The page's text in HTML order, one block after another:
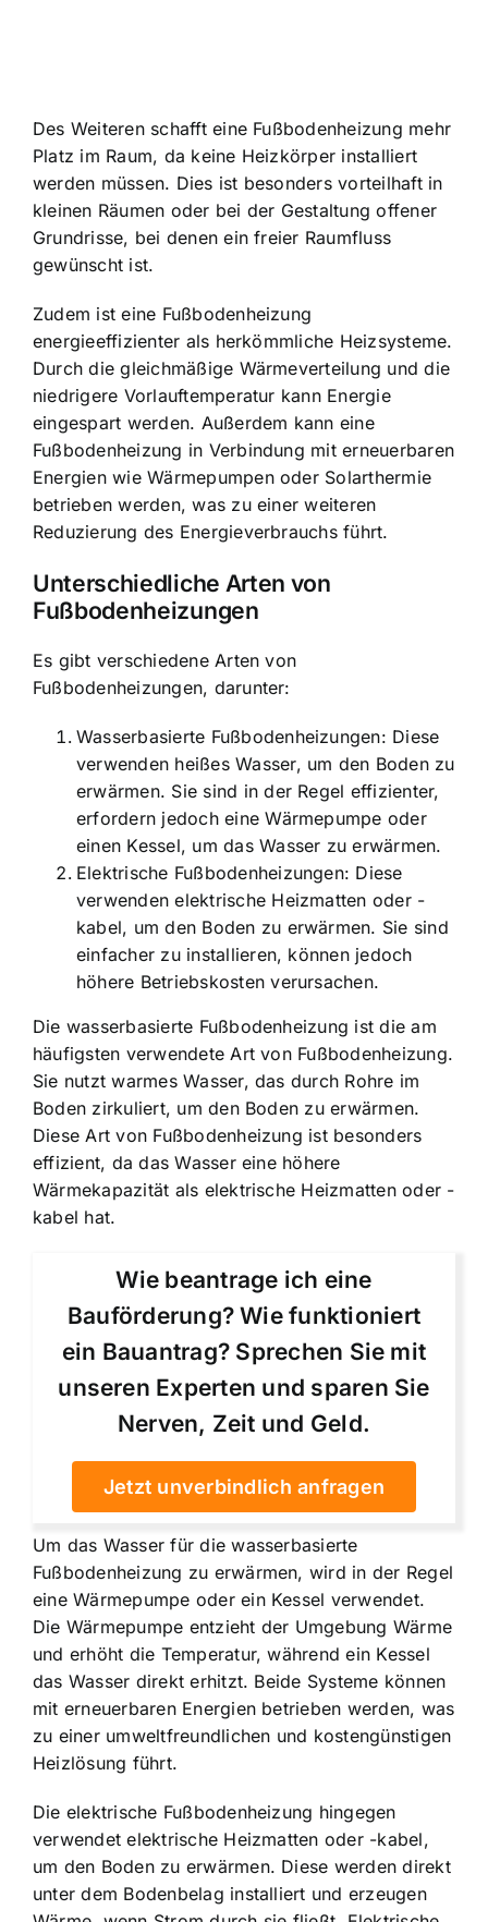
Des Weiteren schafft eine Fußbodenheizung mehr
Platz im Raum, da keine Heizkörper installiert
werden müssen. Dies ist besonders vorteilhaft in
kleinen Räumen oder bei der Gestaltung offener
Grundrisse, bei denen ein freier Raumfluss
gewünscht ist.
Zudem ist eine Fußbodenheizung
energieeffizienter als herkömmliche Heizsysteme.
Durch die gleichmäßige Wärmeverteilung und die
niedrigere Vorlauftemperatur kann Energie
eingespart werden. Außerdem kann eine
Fußbodenheizung in Verbindung mit erneuerbaren
Energien wie Wärmepumpen oder Solarthermie
betrieben werden, was zu einer weiteren
Reduzierung des Energieverbrauchs führt.
Unterschiedliche Arten von
Fußbodenheizungen
Es gibt verschiedene Arten von
Fußbodenheizungen, darunter:
Wasserbasierte Fußbodenheizungen: Diese
verwenden heißes Wasser, um den Boden zu
erwärmen. Sie sind in der Regel effizienter,
erfordern jedoch eine Wärmepumpe oder
einen Kessel, um das Wasser zu erwärmen.
Elektrische Fußbodenheizungen: Diese
verwenden elektrische Heizmatten oder -
kabel, um den Boden zu erwärmen. Sie sind
einfacher zu installieren, können jedoch
höhere Betriebskosten verursachen.
Die wasserbasierte Fußbodenheizung ist die am
häufigsten verwendete Art von Fußbodenheizung.
Sie nutzt warmes Wasser, das durch Rohre im
Boden zirkuliert, um den Boden zu erwärmen.
Diese Art von Fußbodenheizung ist besonders
effizient, da das Wasser eine höhere
Wärmekapazität als elektrische Heizmatten oder -
kabel hat.
Wie beantrage ich eine
Bauförderung? Wie funktioniert
ein Bauantrag? Sprechen Sie mit
unseren Experten und sparen Sie
Nerven, Zeit und Geld.
Jetzt unverbindlich anfragen
Um das Wasser für die wasserbasierte
Fußbodenheizung zu erwärmen, wird in der Regel
eine Wärmepumpe oder ein Kessel verwendet.
Die Wärmepumpe entzieht der Umgebung Wärme
und erhöht die Temperatur, während ein Kessel
das Wasser direkt erhitzt. Beide Systeme können
mit erneuerbaren Energien betrieben werden, was
zu einer umweltfreundlichen und kostengünstigen
Heizlösung führt.
Die elektrische Fußbodenheizung hingegen
verwendet elektrische Heizmatten oder -kabel,
um den Boden zu erwärmen. Diese werden direkt
unter dem Bodenbelag installiert und erzeugen